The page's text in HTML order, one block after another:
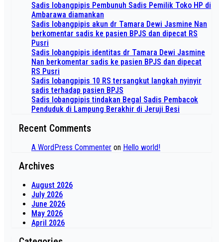
Sadis lobangpipis Pembunuh Sadis Pemilik Toko HP di
Ambarawa diamankan
Sadis lobangpipis akun dr Tamara Dewi Jasmine Nan
berkomentar sadis ke pasien BPJS dan dipecat RS
Pusri
Sadis lobangpipis identitas dr Tamara Dewi Jasmine
Nan berkomentar sadis ke pasien BPJS dan dipecat
RS Pusri
Sadis lobangpipis 10 RS tersangkut langkah nyinyir
sadis terhadap pasien BPJS
Sadis lobangpipis tindakan Begal Sadis Pembacok
Penduduk di Lampung Berakhir di Jeruji Besi
Recent Comments
A WordPress Commenter on Hello world!
Archives
August 2026
July 2026
June 2026
May 2026
April 2026